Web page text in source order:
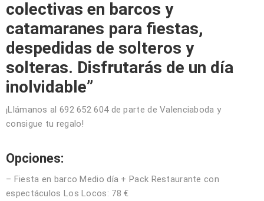
colectivas en barcos y
catamaranes para fiestas,
despedidas de solteros y
solteras. Disfrutarás de un día
inolvidable”
¡Llámanos al 692 652 604 de parte de Valenciaboda y
consigue tu regalo!
Opciones:
– Fiesta en barco Medio día + Pack Restaurante con
espectáculos Los Locos: 78 €